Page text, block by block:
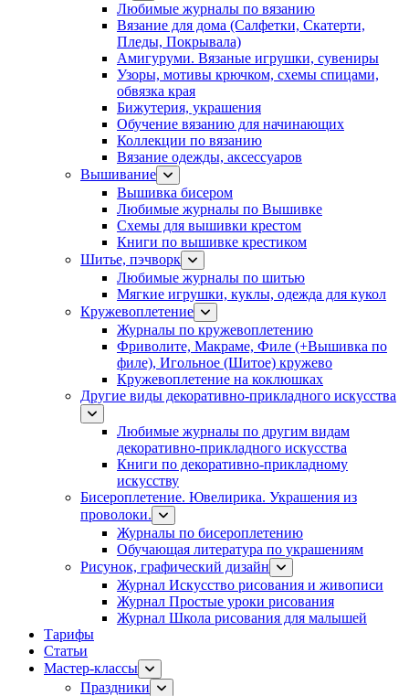
Любимые журналы по вязанию
Вязание для дома (Салфетки, Скатерти,
Пледы, Покрывала)
Амигуруми. Вязаные игрушки, сувениры
Узоры, мотивы крючком, схемы спицами,
обвязка края
Бижутерия, украшения
Обучение вязанию для начинающих
Коллекции по вязанию
Вязание одежды, аксессуаров
Вышивание
Вышивка бисером
Любимые журналы по Вышивке
Схемы для вышивки крестом
Книги по вышивке крестиком
Шитье, пэчворк
Любимые журналы по шитью
Мягкие игрушки, куклы, одежда для кукол
Кружевоплетение
Журналы по кружевоплетению
Фриволите, Макраме, Филе (+Вышивка по
филе), Игольное (Шитое) кружево
Кружевоплетение на коклюшках
Другие виды декоративно-прикладного искусства
Любимые журналы по другим видам
декоративно-прикладного искусства
Книги по декоративно-прикладному
искусству
Бисероплетение. Ювелирика. Украшения из
проволоки.
Журналы по бисероплетению
Обучающая литература по украшениям
Рисунок, графический дизайн
Журнал Искусство рисования и живописи
Журнал Простые уроки рисования
Журнал Школа рисования для малышей
Тарифы
Статьи
Мастер-классы
Праздники